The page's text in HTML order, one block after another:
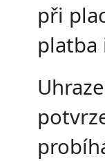
při
platba